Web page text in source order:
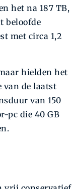
het na 187 TB,
beloofde
met circa 1,2
hielden het
van de laatst
van 150
pc die 40 GB